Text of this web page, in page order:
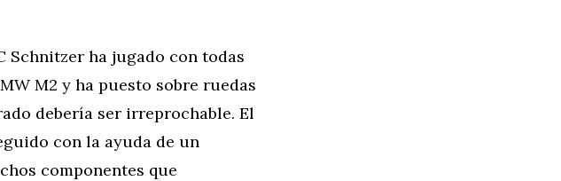
Schnitzer ha jugado con todas
M2 y ha puesto sobre ruedas
debería ser irreprochable. El
con la ayuda de un
componentes que